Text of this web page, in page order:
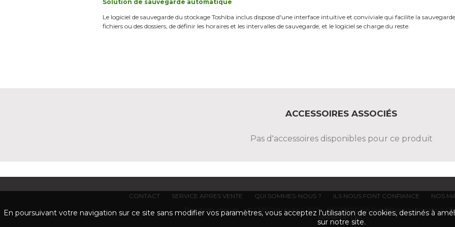
Solution de sauvegarde automatique
Le logiciel de sauvegarde du stockage Toshiba inclus dispose d'une interface intuitive et conviviale qui facilite la
fichiers ou des dossiers, de définir les horaires et les intervalles de sauvegarde, et le logiciel se charge du reste.
ACCESSOIRES ASSOCIÉS
Pas d'accessoires disponibles pour ce produit
CONTACT SERVICE APRES VENTE QUI SOMMES-NOUS ? ILS NOUS FONT CONFIANCE NOS
Tous droits réservés. © CMS Distribution 2026 - ECOPARC 2/4 Rue Benjamin Franklin
Réalisé par LMC
En poursuivant votre navigation sur ce site sans modifier vos paramètres, vous acceptez l'utilisation de cookies, destinés à
sur notre site.